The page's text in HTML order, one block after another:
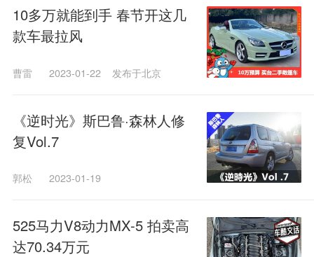
10多万就能到手 春节开这几
款车最拉风
曹雷 2023-01-22 发布于北京
《逆时光》斯巴鲁·森林人修
复Vol.7
郭松 2023-01-19
525马力V8动力MX-5 拍卖高
达70.34万元